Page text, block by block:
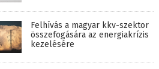
Felhívás a magyar kkv-szektor
összefogására az energiakrízis
kezelésére